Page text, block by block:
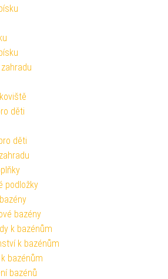
děti
děti
podložky
bazény
k bazénům
k bazénům
bazénům
bazénů